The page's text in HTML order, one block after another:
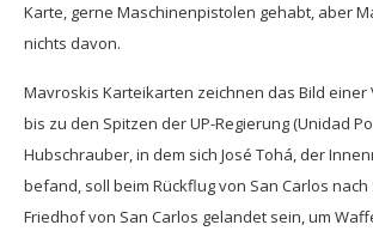
Karte, gerne Maschinenpistolen gehabt, aber
nichts davon.
Mavroskis Karteikarten zeichnen das Bild einer
bis zu den Spitzen der UP-Regierung (Unidad
Hubschrauber, in dem sich José Tohá, der
befand, soll beim Rückflug von San Carlos
Friedhof von San Carlos gelandet sein, um